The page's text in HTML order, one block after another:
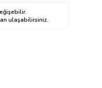
ulaşabilirsiniz.